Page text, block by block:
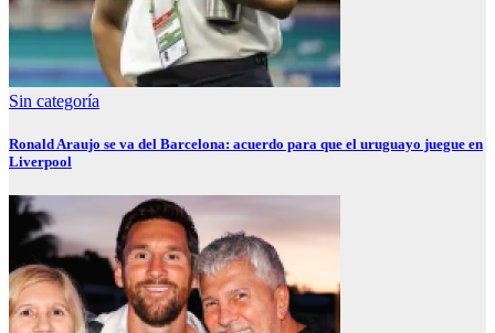
Sin categoría
Ronald Araujo se va del Barcelona: acuerdo para que el uruguayo juegue en
Liverpool